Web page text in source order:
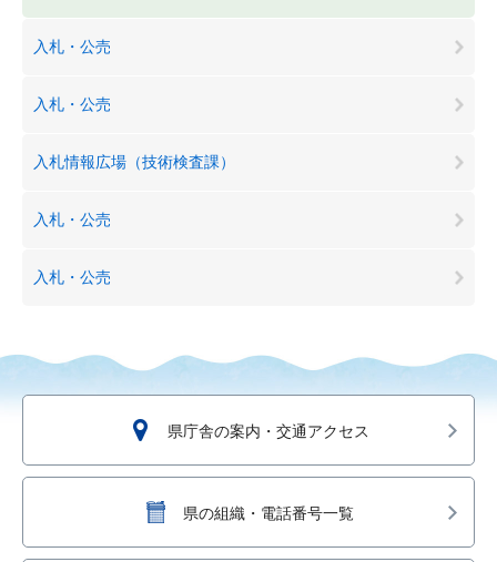
入札・公売
入札・公売
入札情報広場（技術検査課）
入札・公売
入札・公売
県庁舎の案内・交通アクセス
県の組織・電話番号一覧